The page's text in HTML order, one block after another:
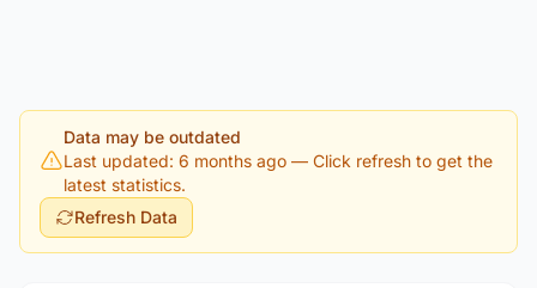
Data may be outdated
Last updated: 6 months ago — Click refresh to get the
latest statistics.
Refresh Data